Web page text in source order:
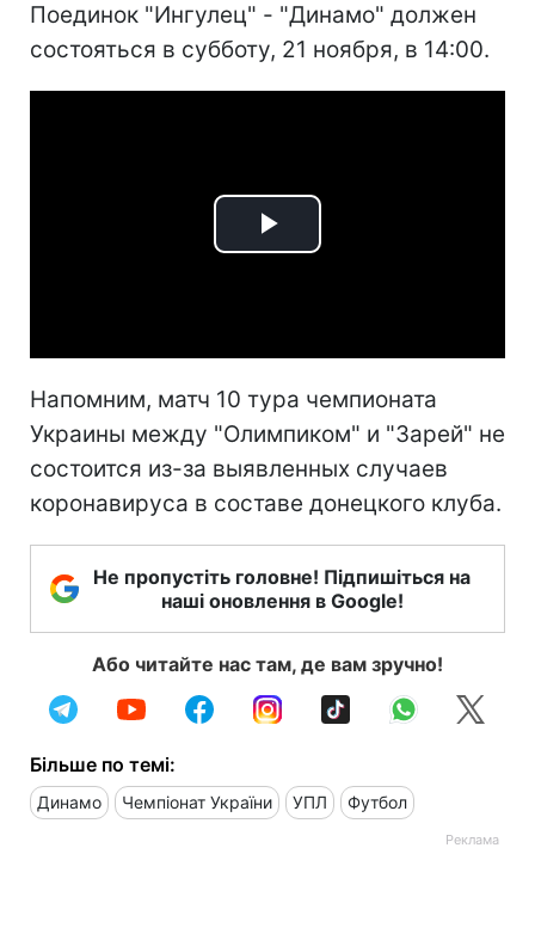
Поединок "Ингулец" - "Динамо" должен
состояться в субботу, 21 ноября, в 14:00.
Play
Напомним, матч 10 тура чемпионата
Украины между "Олимпиком" и "Зарей" не
состоится из-за выявленных случаев
коронавируса в составе донецкого клуба.
Не пропустіть головне! Підпишіться на
наші оновлення в Google!
Або читайте нас там, де вам зручно!
Більше по темі:
Динамо Чемпіонат України УПЛ Футбол